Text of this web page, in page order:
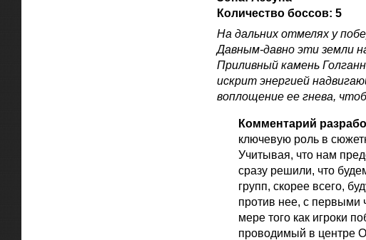
Количество боссов: 5
На дальних отмелях у
Давным-давно эти земли
Приливный камень
искрит энергией
воплощение ее гнева,
Комментарий
ключевую роль в
Учитывая, что нам
сразу решили, что
групп, скорее всего,
против нее, с
мере того как игроки
проводимый в центре